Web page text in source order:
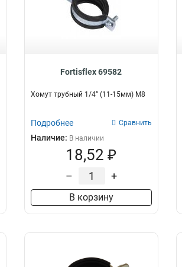
Fortisflex 69582
Хомут трубный 1/4” (11-15мм) М8
Подробнее Сравнить
Наличие: В наличии
18,52 ₽
– +
В корзину